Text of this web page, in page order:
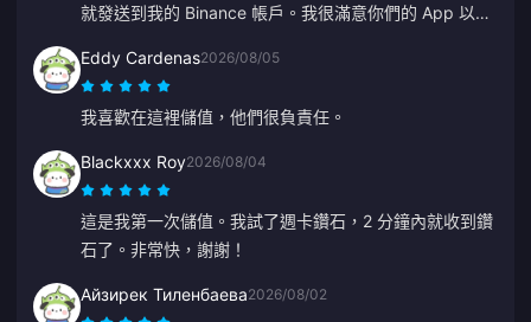
就發送到我的 Binance 帳戶。我很滿意你們的 App 以及
Eddy Cardenas2026/08/05
我喜歡在這裡儲值，他們很負責任。
Blackxxx Roy2026/08/04
這是我第一次儲值。我試了週卡鑽石，2 分鐘內就收到鑽
石了。非常快，謝謝！
Айзирек Тиленбаева2026/08/02